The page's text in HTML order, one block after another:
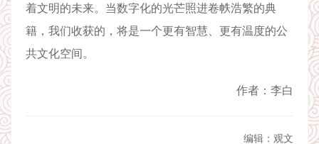
着文明的未来。当数字化的光芒照进卷帙浩繁的典
籍，我们收获的，将是一个更有智慧、更有温度的公
共文化空间。
作者：李白
编辑：观文